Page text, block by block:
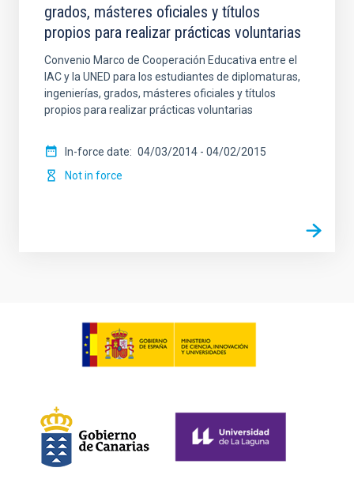
grados, másteres oficiales y títulos
propios para realizar prácticas voluntarias
Convenio Marco de Cooperación Educativa entre el
IAC y la UNED para los estudiantes de diplomaturas,
ingenierías, grados, másteres oficiales y títulos
propios para realizar prácticas voluntarias
In-force date 04/03/2014 - 04/02/2015
Not in force